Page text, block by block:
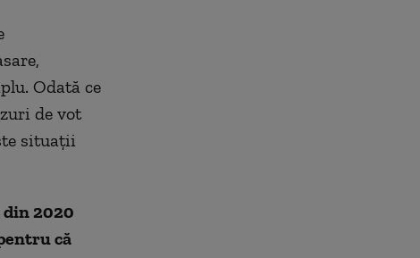
Odată ce
de vot
situații
din 2020
că